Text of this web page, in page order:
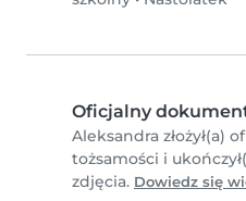
Oficjalny
Aleksandra złożył(a)
tożsamości i
zdjęcia. Dowiedz się